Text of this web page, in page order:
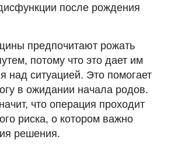
после рождения
предпочитают рожать
потому что это дает им
над ситуацией. Это помогает
в ожидании начала родов.
что операция проходит
риска, о котором важно
решения.